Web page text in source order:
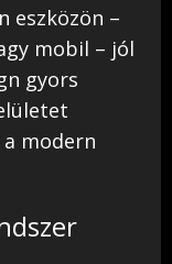
eszközön –
mobil – jól
gyors
modern